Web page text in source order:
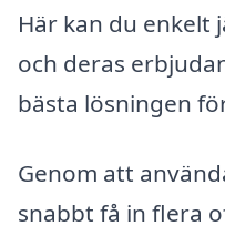
Här kan du enkelt
och deras
bästa lösningen
Genom att
snabbt få in flera